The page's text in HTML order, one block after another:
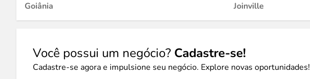
Goiânia
Joinville
Você possui um negócio? Cadastre-se!
Cadastre-se agora e impulsione seu negócio. Explore novas oportunidades!